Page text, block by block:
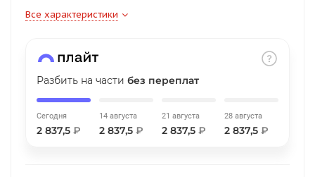
Все характеристики
Разбить на части без переплат
Сегодня
2 837,5 ₽
14 августа
2 837,5 ₽
21 августа
2 837,5 ₽
28 августа
2 837,5 ₽